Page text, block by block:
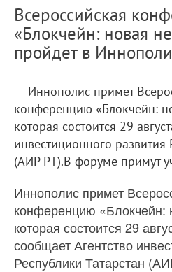
Всероссийская
«Блокчейн: новая
пройдет в
Иннополис примет
конференцию «Блокчейн:
которая состоится 29
инвестиционного развития
(АИР РТ).В форуме примут
Иннополис примет
конференцию «Блокчейн:
которая состоится 29
сообщает Агентство
Республики Татарстан